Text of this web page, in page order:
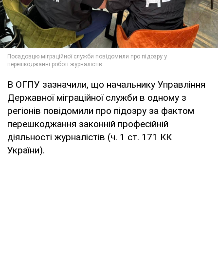
В ОГПУ зазначили, що начальнику Управління
Державної міграційної служби в одному з
регіонів повідомили про підозру за фактом
перешкоджання законній професійній
діяльності журналістів (ч. 1 ст. 171 КК
України).